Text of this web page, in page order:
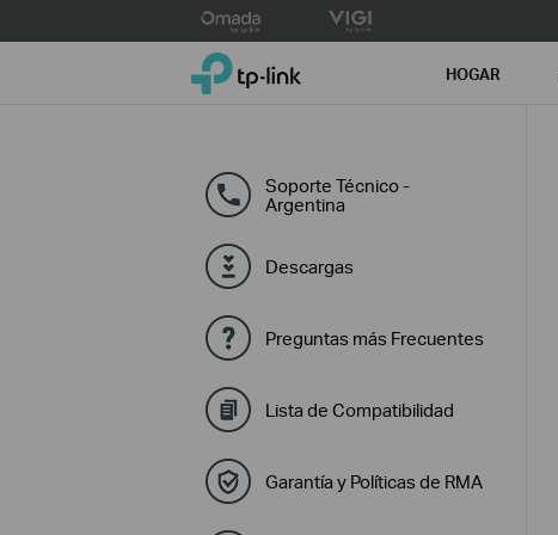
to
TP-Link, Reliably Smart HOGAR
Soporte Técnico -
Argentina
Descargas
Preguntas más Frecuentes
Lista de Compatibilidad
Garantía y Políticas de RMA